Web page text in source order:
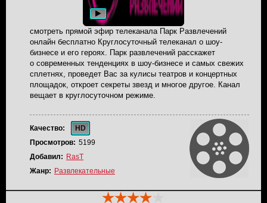
смотреть прямой эфир телеканала Парк Развлечений
онлайн бесплатно Круглосуточный телеканал о шоу-
бизнесе и его героях. Парк развлечений расскажет
о современных тенденциях в шоу-бизнесе и самых свежих
сплетнях, проведет Вас за кулисы театров и концертных
площадок, откроет секреты звезд и многое другое. Канал
вещает в круглосуточном режиме.
Качество:
HD
Просмотров: 5199
Добавил: RasT
Жанр: Развлекательные